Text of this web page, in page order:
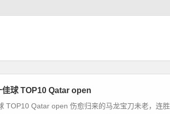
球 TOP10 Qatar open
TOP10 Qatar open 伤愈归来的马龙宝刀未老，连胜